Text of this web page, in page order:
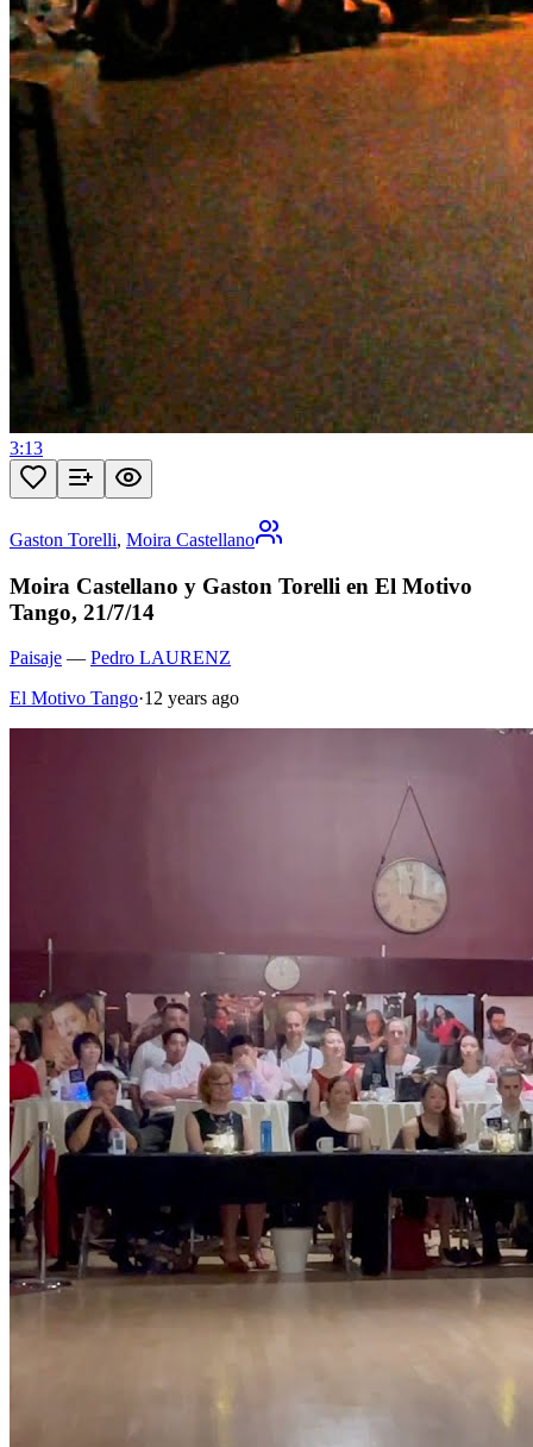
3:13
Gaston Torelli, Moira Castellano
Moira Castellano y Gaston Torelli en El Motivo
Tango, 21/7/14
Paisaje — Pedro LAURENZ
El Motivo Tango·12 years ago